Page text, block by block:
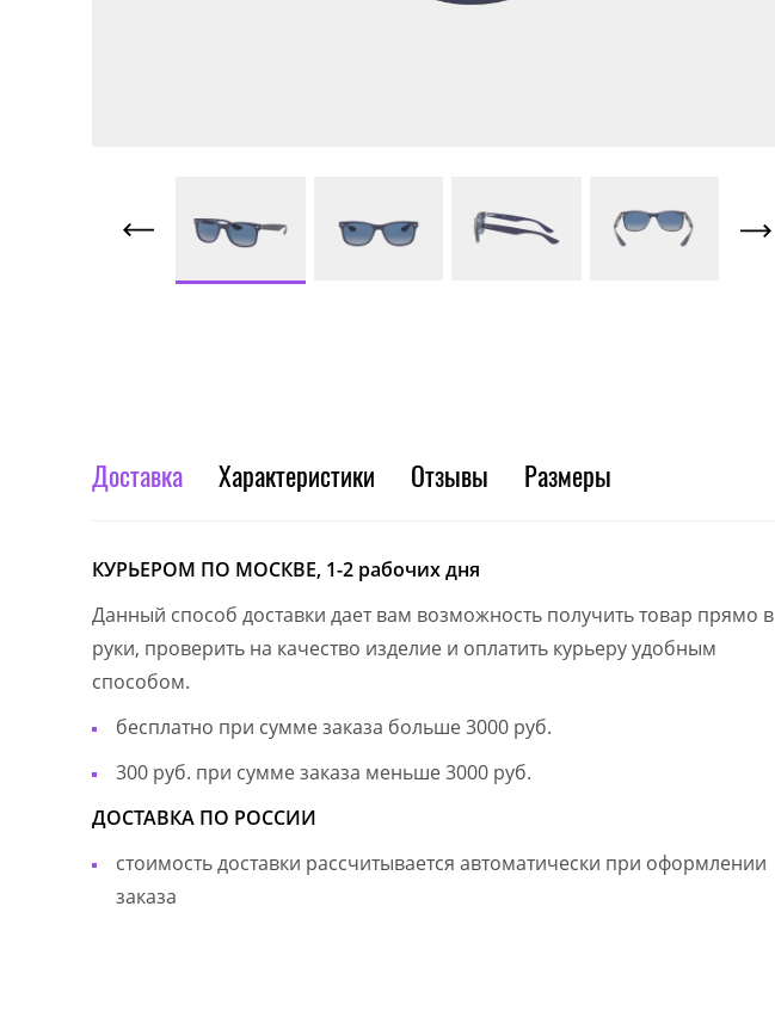
Доставка Характеристики Отзывы Размеры
КУРЬЕРОМ ПО МОСКВЕ, 1-2 рабочих дня
Данный способ доставки дает вам возможность получить товар прямо в
руки, проверить на качество изделие и оплатить курьеру удобным
способом.
бесплатно при сумме заказа больше 3000 руб.
300 руб. при сумме заказа меньше 3000 руб.
ДОСТАВКА ПО РОССИИ
стоимость доставки рассчитывается автоматически при оформлении
заказа